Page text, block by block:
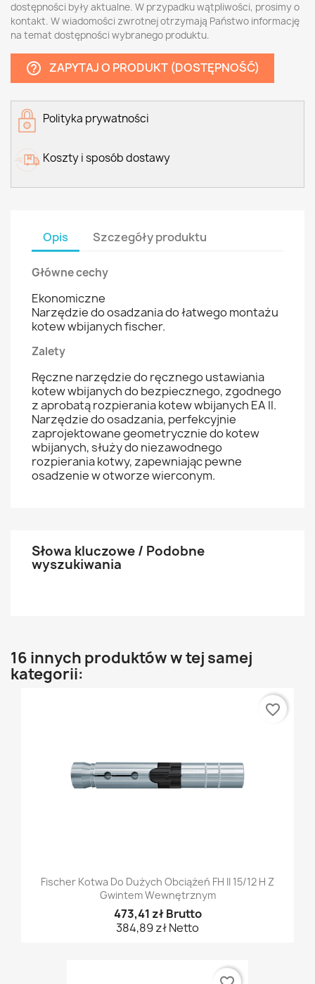
dostępności były aktualne. W przypadku wątpliwości, prosimy o
kontakt. W wiadomości zwrotnej otrzymają Państwo informację
na temat dostępności wybranego produktu.
help_outline ZAPYTAJ O PRODUKT (DOSTĘPNOŚĆ)
Polityka prywatności
Koszty i sposób dostawy
Opis Szczegóły produktu
Główne cechy
Ekonomiczne
Narzędzie do osadzania do łatwego montażu
kotew wbijanych fischer.
Zalety
Ręczne narzędzie do ręcznego ustawiania
kotew wbijanych do bezpiecznego, zgodnego
z aprobatą rozpierania kotew wbijanych EA II.
Narzędzie do osadzania, perfekcyjnie
zaprojektowane geometrycznie do kotew
wbijanych, służy do niezawodnego
rozpierania kotwy, zapewniając pewne
osadzenie w otworze wierconym.
Słowa kluczowe / Podobne
wyszukiwania
16 innych produktów w tej samej
kategorii:
Fischer Kotwa Do Dużych Obciążeń FH II 15/12 H Z
Gwintem Wewnętrznym
473,41 zł Brutto
384,89 zł Netto
favorite_border